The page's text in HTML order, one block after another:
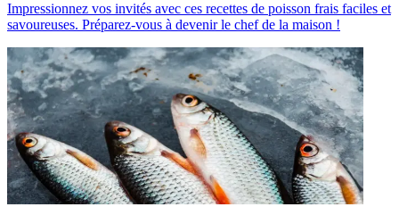
Impressionnez vos invités avec ces recettes de poisson frais faciles et
savoureuses. Préparez-vous à devenir le chef de la maison !